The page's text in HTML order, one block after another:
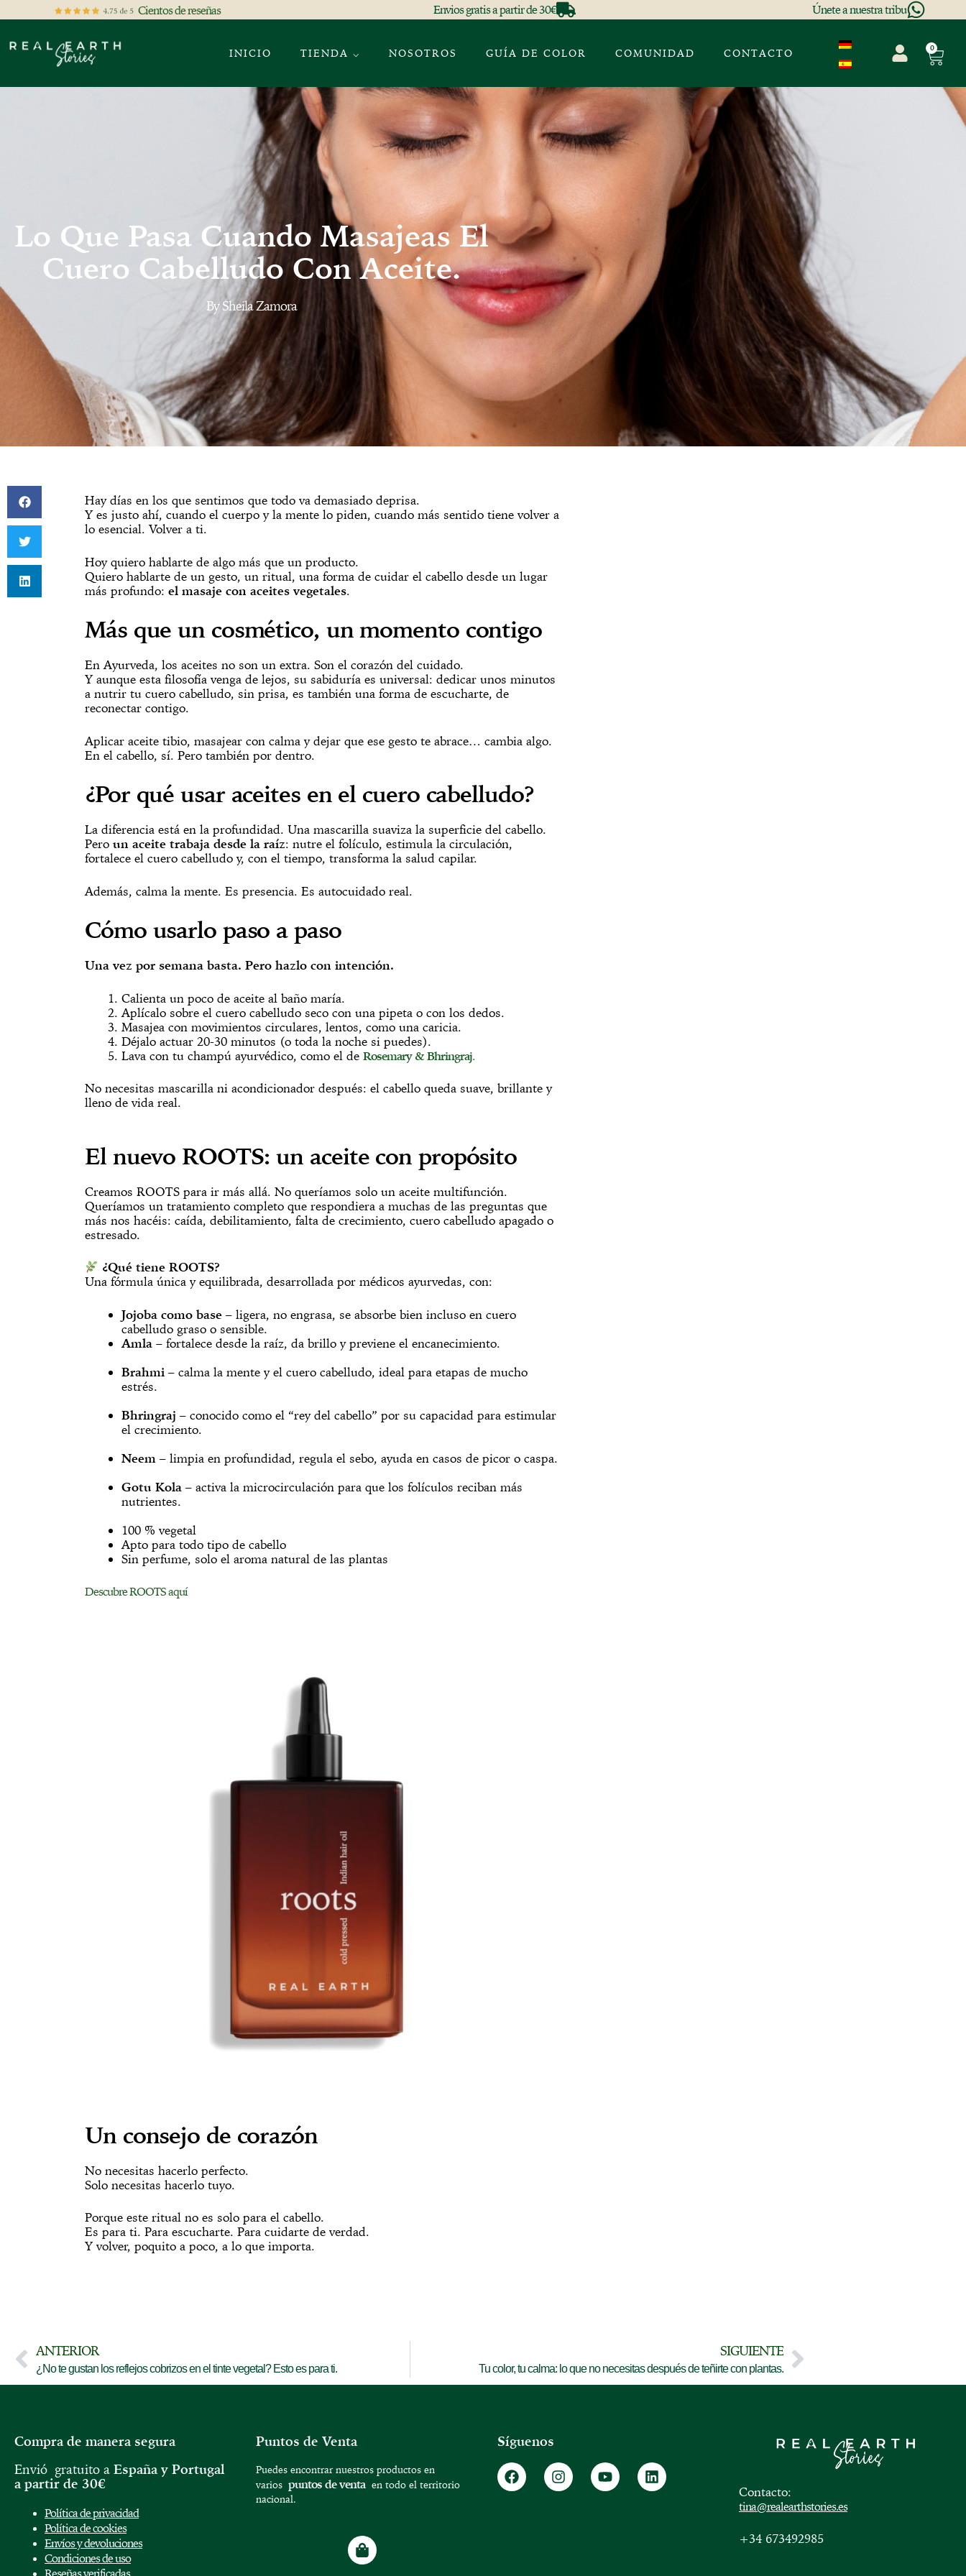
Cientos de reseñas Envios gratis a partir de 30€ Únete a nuestra tribu
INICIO TIENDA ⌵ NOSOTROS GUÍA DE COLOR COMUNIDAD CONTACTO 0
Lo Que Pasa Cuando Masajeas El
Cuero Cabelludo Con Aceite.
BySheila Zamora
Hay días en los que sentimos que todo va demasiado deprisa.
Y es justo ahí, cuando el cuerpo y la mente lo piden, cuando más sentido tiene volver a
lo esencial. Volver a ti.
Hoy quiero hablarte de algo más que un producto.
Quiero hablarte de un gesto, un ritual, una forma de cuidar el cabello desde un lugar
más profundo: el masaje con aceites vegetales.
Más que un cosmético, un momento contigo
En Ayurveda, los aceites no son un extra. Son el corazón del cuidado.
Y aunque esta filosofía venga de lejos, su sabiduría es universal: dedicar unos minutos
a nutrir tu cuero cabelludo, sin prisa, es también una forma de escucharte, de
reconectar contigo.
Aplicar aceite tibio, masajear con calma y dejar que ese gesto te abrace… cambia algo.
En el cabello, sí. Pero también por dentro.
¿Por qué usar aceites en el cuero cabelludo?
La diferencia está en la profundidad. Una mascarilla suaviza la superficie del cabello.
Pero un aceite trabaja desde la raíz: nutre el folículo, estimula la circulación,
fortalece el cuero cabelludo y, con el tiempo, transforma la salud capilar.
Además, calma la mente. Es presencia. Es autocuidado real.
Cómo usarlo paso a paso
Una vez por semana basta. Pero hazlo con intención.
Calienta un poco de aceite al baño maría.
Aplícalo sobre el cuero cabelludo seco con una pipeta o con los dedos.
Masajea con movimientos circulares, lentos, como una caricia.
Déjalo actuar 20-30 minutos (o toda la noche si puedes).
Lava con tu champú ayurvédico, como el de Rosemary & Bhringraj.
No necesitas mascarilla ni acondicionador después: el cabello queda suave, brillante y
lleno de vida real.
El nuevo ROOTS: un aceite con propósito
Creamos ROOTS para ir más allá. No queríamos solo un aceite multifunción.
Queríamos un tratamiento completo que respondiera a muchas de las preguntas que
más nos hacéis: caída, debilitamiento, falta de crecimiento, cuero cabelludo apagado o
estresado.
¿Qué tiene ROOTS?
Una fórmula única y equilibrada, desarrollada por médicos ayurvedas, con:
Jojoba como base – ligera, no engrasa, se absorbe bien incluso en cuero
cabelludo graso o sensible.
Amla – fortalece desde la raíz, da brillo y previene el encanecimiento.
Brahmi – calma la mente y el cuero cabelludo, ideal para etapas de mucho
estrés.
Bhringraj – conocido como el “rey del cabello” por su capacidad para estimular
el crecimiento.
Neem – limpia en profundidad, regula el sebo, ayuda en casos de picor o caspa.
Gotu Kola – activa la microcirculación para que los folículos reciban más
nutrientes.
100 % vegetal
Apto para todo tipo de cabello
Sin perfume, solo el aroma natural de las plantas
Descubre ROOTS aquí
Un consejo de corazón
No necesitas hacerlo perfecto.
Solo necesitas hacerlo tuyo.
Porque este ritual no es solo para el cabello.
Es para ti. Para escucharte. Para cuidarte de verdad.
Y volver, poquito a poco, a lo que importa.
ANTERIOR
¿No te gustan los reflejos cobrizos en el tinte vegetal? Esto es para ti.
SIGUIENTE
Tu color, tu calma: lo que no necesitas después de teñirte con plantas.
Compra de manera segura
Envió gratuito a España y Portugal
a partir de 30€
Política de privacidad
Política de cookies
Envíos y devoluciones
Condiciones de uso
Reseñas verificadas
Puntos de Venta
Puedes encontrar nuestros productos en
varios puntos de venta en todo el territorio
nacional.
Síguenos
Contacto:
tina@realearthstories.es
+34 673492985